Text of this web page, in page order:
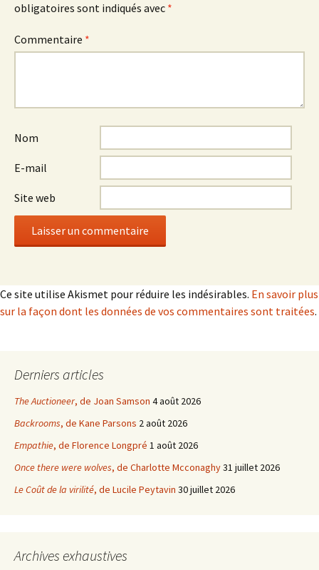
obligatoires sont indiqués avec *
Commentaire *
Nom
E-mail
Site web
Ce site utilise Akismet pour réduire les indésirables. En savoir plus
sur la façon dont les données de vos commentaires sont traitées.
Derniers articles
The Auctioneer, de Joan Samson 4 août 2026
Backrooms, de Kane Parsons 2 août 2026
Empathie, de Florence Longpré 1 août 2026
Once there were wolves, de Charlotte Mcconaghy31 juillet 2026
Le Coût de la virilité, de Lucile Peytavin 30 juillet 2026
Archives exhaustives